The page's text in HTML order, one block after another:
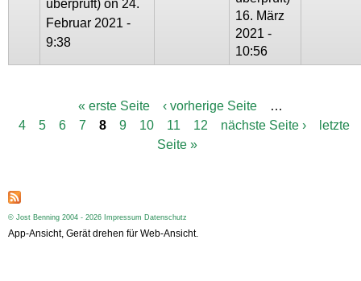
überprüft) on 24.
Februar 2021 -
9:38
16. März
2021 -
10:56
« erste Seite ‹ vorherige Seite
…
4
5 6 7 8 9 10 11 12 nächste Seite ›
letzte
Seite »
© Jost Benning 2004 - 2026 Impressum Datenschutz
App-Ansicht, Gerät drehen für Web-Ansicht.